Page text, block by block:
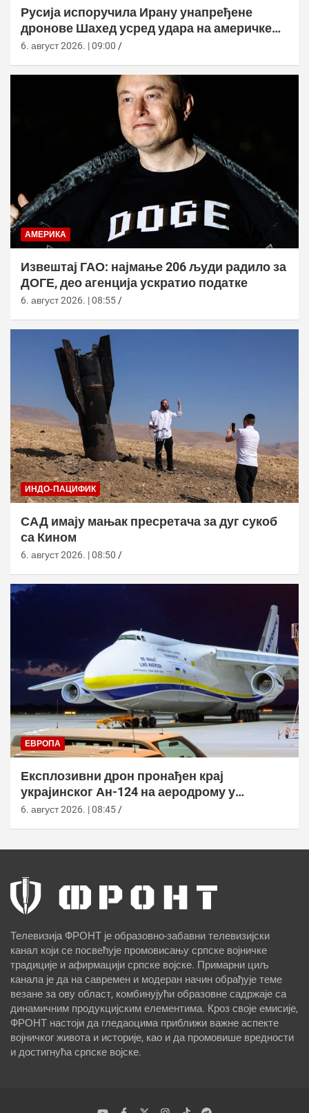
Русија испоручила Ирану унапређене
дронове Шахед усред удара на америчке
базе
6. август 2026. | 09:00
АМЕРИКА
Извештај ГАО: најмање 206 људи радило за
ДОГЕ, део агенција ускратио податке
6. август 2026. | 08:55
ИНДО-ПАЦИФИК
САД имају мањак пресретача за дуг сукоб
са Кином
6. август 2026. | 08:50
ЕВРОПА
Експлозивни дрон пронађен крај
украјинског Ан-124 на аеродрому у
Лајпцигу
6. август 2026. | 08:45
Телевизија ФРОНТ је образовно-забавни телевизијски
канал који се посвећује промовисању српске војничке
традиције и афирмацији српске војске. Примарни циљ
канала је да на савремен и модеран начин обрађује теме
везане за ову област, комбинујући образовне садржаје са
динамичним продукцијским елементима. Кроз своје емисије,
ФРОНТ настоји да гледаоцима приближи важне аспекте
војничког живота и историје, као и да промовише вредности
и достигнућа српске војске.